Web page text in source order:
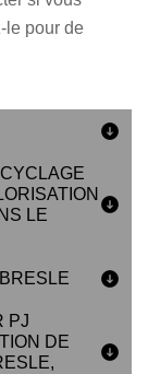
le pour de
LE
PJ
DE